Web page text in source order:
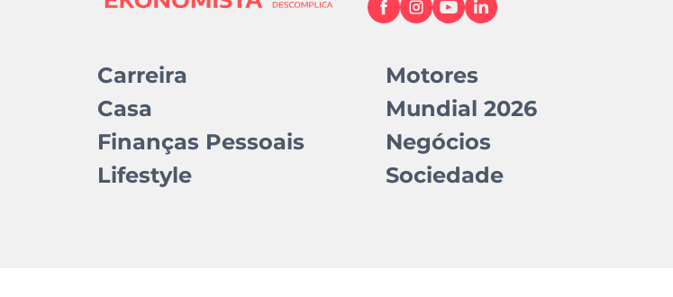
Carreira
Casa
Finanças Pessoais
Lifestyle
Motores
Mundial 2026
Negócios
Sociedade